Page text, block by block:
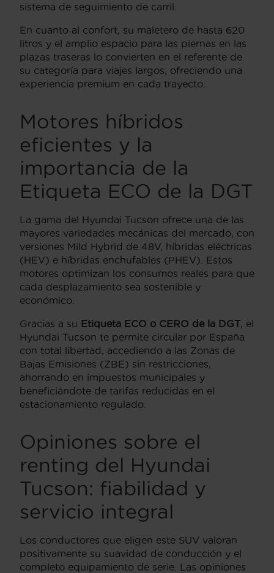
sistema de seguimiento de carril.
En cuanto al confort, su maletero de hasta 620
litros y el amplio espacio para las piernas en las
plazas traseras lo convierten en el referente de
su categoría para viajes largos, ofreciendo una
experiencia premium en cada trayecto.
Motores híbridos
eficientes y la
importancia de la
Etiqueta ECO de la DGT
La gama del Hyundai Tucson ofrece una de las
mayores variedades mecánicas del mercado, con
versiones Mild Hybrid de 48V, híbridas eléctricas
(HEV) e híbridas enchufables (PHEV). Estos
motores optimizan los consumos reales para que
cada desplazamiento sea sostenible y
económico.
Gracias a su Etiqueta ECO o CERO de la DGT , el
Hyundai Tucson te permite circular por España
con total libertad, accediendo a las Zonas de
Bajas Emisiones (ZBE) sin restricciones,
ahorrando en impuestos municipales y
beneficiándote de tarifas reducidas en el
estacionamiento regulado.
Opiniones sobre el
renting del Hyundai
Tucson: fiabilidad y
servicio integral
Los conductores que eligen este SUV valoran
positivamente su suavidad de conducción y el
completo equipamiento de serie. Las opiniones